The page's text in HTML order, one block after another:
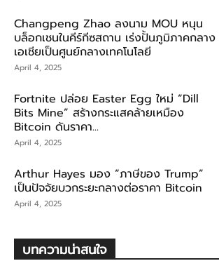
Changpeng Zhao ลงนาม MOU หนุน
บล็อกเชนในคีร์กีซสถาน เร่งปั้นภูมิภาคกลาง
เอเชียเป็นศูนย์กลางเทคโนโลยี
April 4, 2025
Fortnite ปล่อย Easter Egg ใหม่ “Dill
Bits Mine” สร้างกระแสคล้ายเหมือง
Bitcoin ดันราคา...
April 4, 2025
Arthur Hayes มอง “ภาษีของ Trump”
เป็นปัจจัยบวกระยะกลางต่อราคา Bitcoin
April 4, 2025
บทความน่าสนใจ